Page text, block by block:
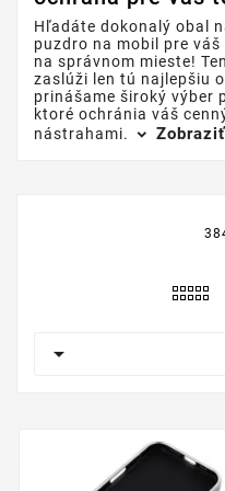
Hľadáte dokonalý obal
puzdro na mobil pre
na správnom mieste!
zaslúži len tú najlepšiu
prinášame široký výber
ktoré ochránia váš
nástrahami.
